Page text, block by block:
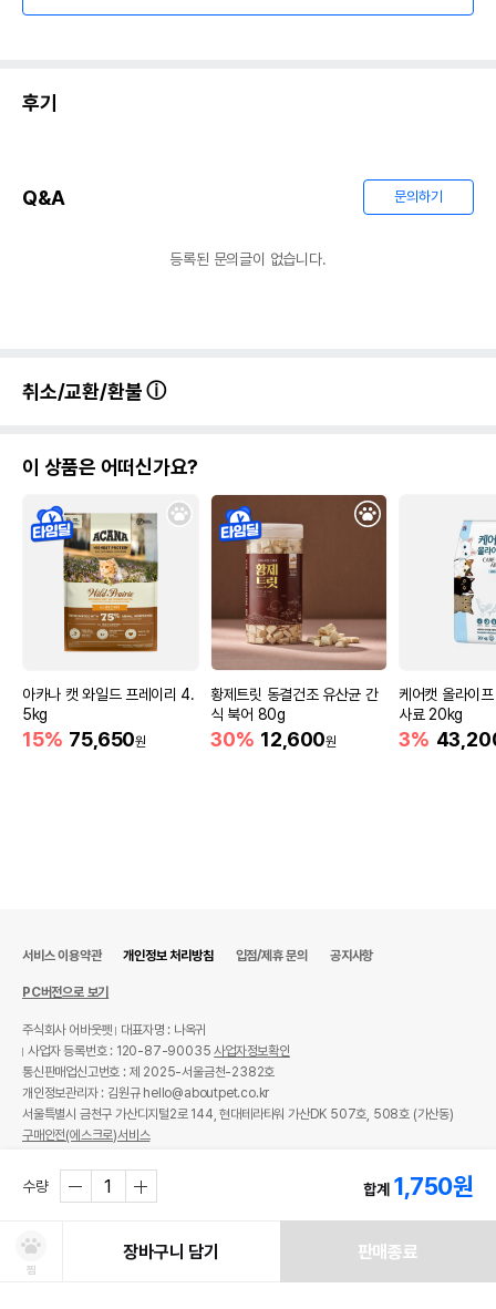
후기
Q&A 문의하기
등록된 문의글이 없습니다.
취소/교환/환불
이 상품은 어떠신가요?
아카나 캣 와일드 프레이리 4.
5kg
15% 75,650원
황제트릿 동결건조 유산균 간
식 북어 80g
30% 12,600원
케어캣 올라이
사료 20kg
3%
수량 합계 1,750원
찜
장바구니 담기 판매종료
서비스 이용약관 개인정보 처리방침 입점/제휴 문의 공지사항
PC버전으로 보기
주식회사 어바웃펫
대표자명 : 나옥귀
사업자 등록번호 : 120-87-90035사업자정보확인
통신판매업신고번호 : 제 2025-서울금천-2382호
개인정보관리자 : 김원규 hello@aboutpet.co.kr
서울특별시 금천구 가산디지털2로 144, 현대테라타워 가산DK 507호, 508호 (가산동)
구매안전(에스크로)서비스